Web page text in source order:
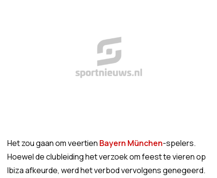
Het zou gaan om veertien Bayern München-spelers.
Hoewel de clubleiding het verzoek om feest te vieren op
Ibiza afkeurde, werd het verbod vervolgens genegeerd.